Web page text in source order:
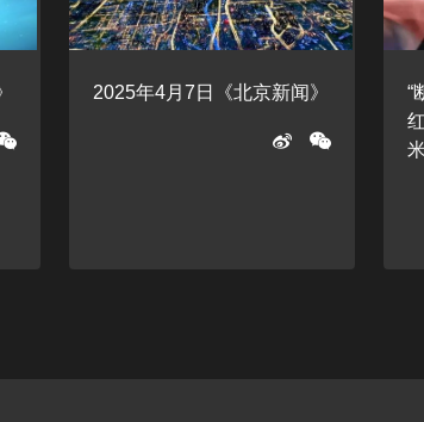
2025年4月7日《北京新闻》
“